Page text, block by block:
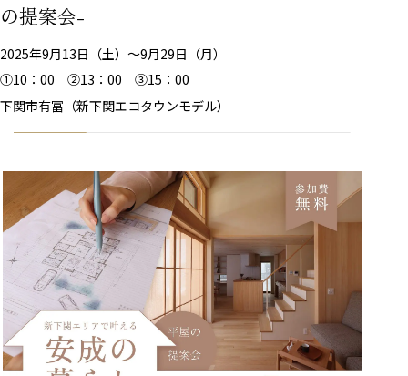
の提案会-
2025年9月13日（土）～9月29日（月）
①10：00 ②13：00 ③15：00
下関市有冨（新下関エコタウンモデル）